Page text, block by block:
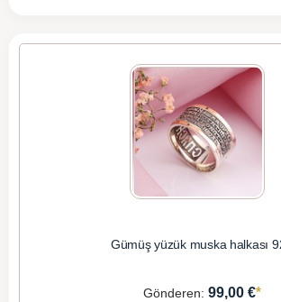
Gümüş yüzük muska halkası
Gönderen: 99,00 €*